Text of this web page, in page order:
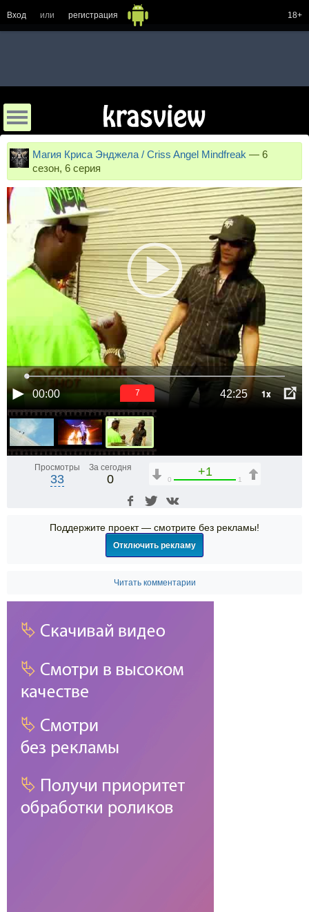
Вход или регистрация 18+
Магия Криса Энджела / Criss Angel Mindfreak — 6
сезон, 6 серия
00:00 42:25 1x
7
Просмотры
33
За сегодня
0
+1
0 1
Поддержите проект — смотрите без рекламы!
Отключить рекламу
Читать комментарии